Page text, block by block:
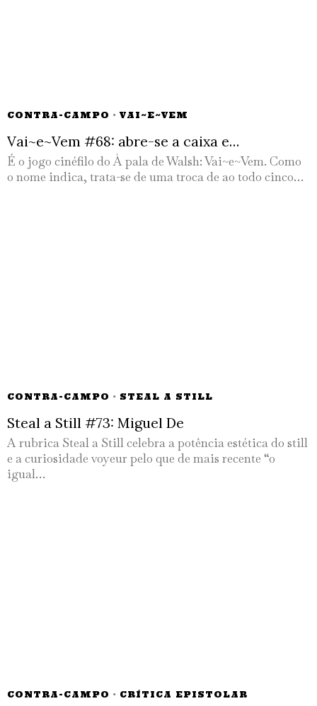
CONTRA-CAMPO · VAI~E~VEM
Vai~e~Vem #68: abre-se a caixa e…
É o jogo cinéfilo do À pala de Walsh: Vai~e~Vem. Como
o nome indica, trata-se de uma troca de ao todo cinco…
CONTRA-CAMPO · STEAL A STILL
Steal a Still #73: Miguel De
A rubrica Steal a Still celebra a potência estética do still
e a curiosidade voyeur pelo que de mais recente “o
igual…
CONTRA-CAMPO · CRÍTICA EPISTOLAR